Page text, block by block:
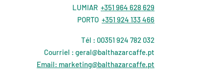
LUMIAR +351 964 628 629
PORTO +351 924 133 466
Tél : 00351 924 782 032
Courriel : geral@balthazarcaffe.pt
Email: marketing@balthazarcaffe.pt